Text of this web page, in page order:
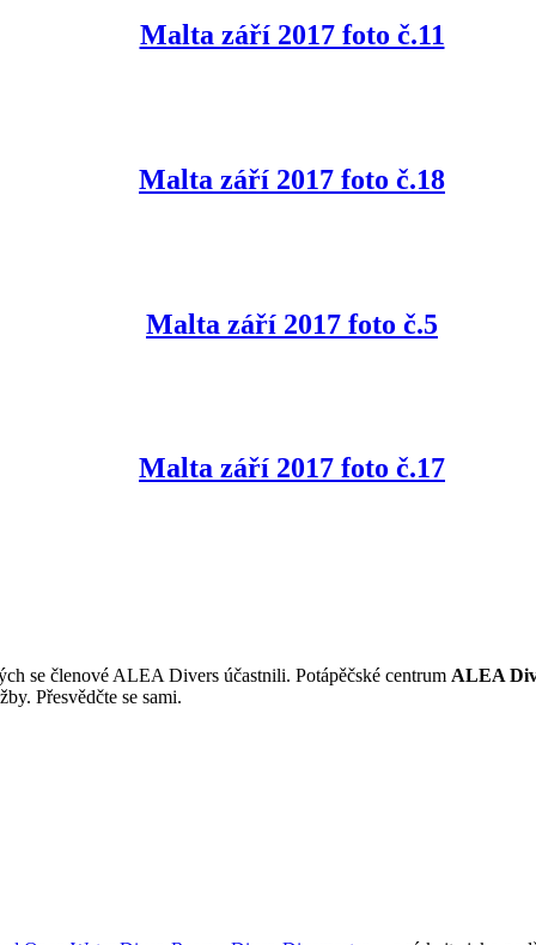
Malta září 2017 foto č.11
Malta září 2017 foto č.18
Malta září 2017 foto č.5
Malta září 2017 foto č.17
se členové ALEA Divers účastnili. Potápěčské centrum ALEA
Přesvědčte se sami.